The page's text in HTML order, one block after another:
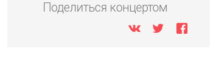
Поделиться концертом